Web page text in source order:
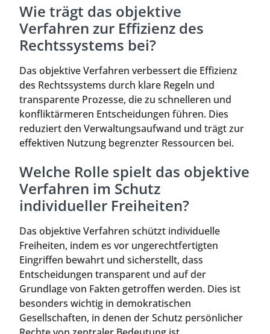
Wie trägt das objektive
Verfahren zur Effizienz des
Rechtssystems bei?
Das objektive Verfahren verbessert die Effizienz
des Rechtssystems durch klare Regeln und
transparente Prozesse, die zu schnelleren und
konfliktärmeren Entscheidungen führen. Dies
reduziert den Verwaltungsaufwand und trägt zur
effektiven Nutzung begrenzter Ressourcen bei.
Welche Rolle spielt das objektive
Verfahren im Schutz
individueller Freiheiten?
Das objektive Verfahren schützt individuelle
Freiheiten, indem es vor ungerechtfertigten
Eingriffen bewahrt und sicherstellt, dass
Entscheidungen transparent und auf der
Grundlage von Fakten getroffen werden. Dies ist
besonders wichtig in demokratischen
Gesellschaften, in denen der Schutz persönlicher